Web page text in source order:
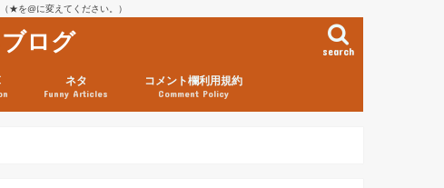
★を@に変えてください。）
ログ search
ネタ
Funny Articles
コメント欄利用規約
Comment Policy